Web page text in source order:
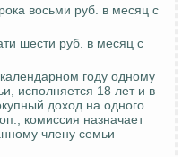
восьми руб. в месяц с
шести руб. в месяц с
году одному
исполняется 18 лет и в
доход на одного
., комиссия назначает
члену семьи